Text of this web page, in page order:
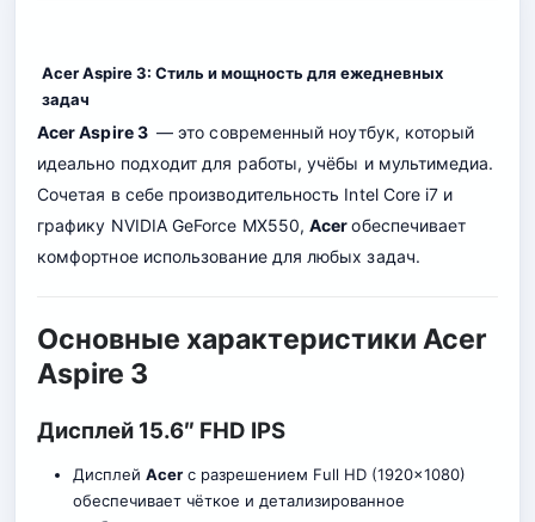
Acer Aspire 3: Стиль и мощность для ежедневных
задач
Acer Aspire 3 — это современный ноутбук, который
идеально подходит для работы, учёбы и мультимедиа.
Сочетая в себе производительность Intel Core i7 и
графику NVIDIA GeForce MX550,Acerобеспечивает
комфортное использование для любых задач.
Основные характеристики Acer
Aspire 3
Дисплей 15.6″ FHD IPS
Дисплей Acerс разрешением Full HD (1920×1080)
обеспечивает чёткое и детализированное